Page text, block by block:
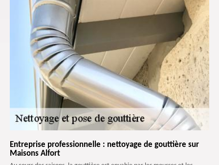
Entreprise professionnelle : nettoyage de gouttière sur
Maisons Alfort